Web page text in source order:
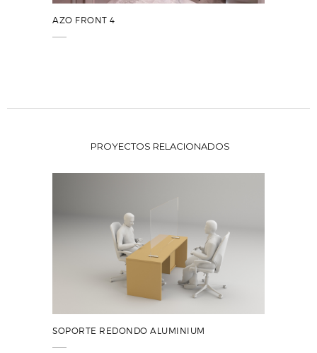
AZO FRONT 4
PROYECTOS RELACIONADOS
SOPORTE REDONDO ALUMINIUM